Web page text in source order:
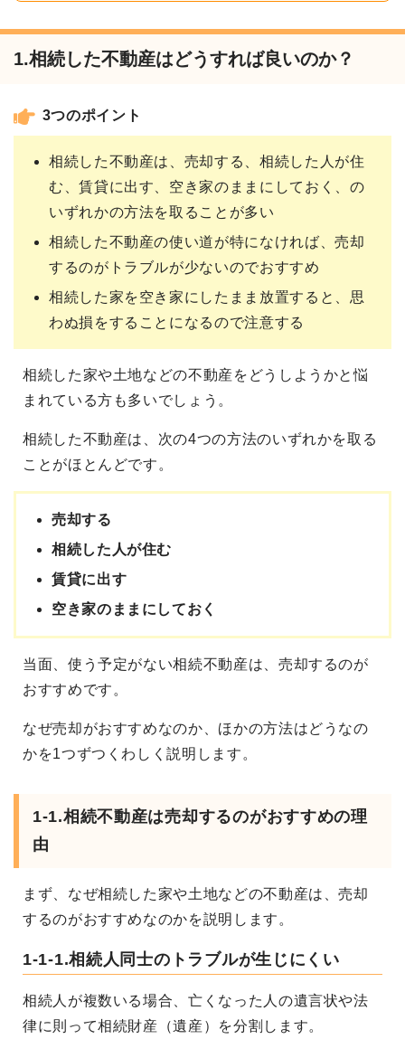
1.相続した不動産はどうすれば良いのか？
3つのポイント
相続した不動産は、売却する、相続した人が住
む、賃貸に出す、空き家のままにしておく、の
いずれかの方法を取ることが多い
相続した不動産の使い道が特になければ、売却
するのがトラブルが少ないのでおすすめ
相続した家を空き家にしたまま放置すると、思
わぬ損をすることになるので注意する
相続した家や土地などの不動産をどうしようかと悩
まれている方も多いでしょう。
相続した不動産は、次の4つの方法のいずれかを取る
ことがほとんどです。
売却する
相続した人が住む
賃貸に出す
空き家のままにしておく
当面、使う予定がない相続不動産は、売却するのが
おすすめです。
なぜ売却がおすすめなのか、ほかの方法はどうなの
かを1つずつくわしく説明します。
1-1.相続不動産は売却するのがおすすめの理
由
まず、なぜ相続した家や土地などの不動産は、売却
するのがおすすめなのかを説明します。
1-1-1.相続人同士のトラブルが生じにくい
相続人が複数いる場合、亡くなった人の遺言状や法
律に則って相続財産（遺産）を分割します。